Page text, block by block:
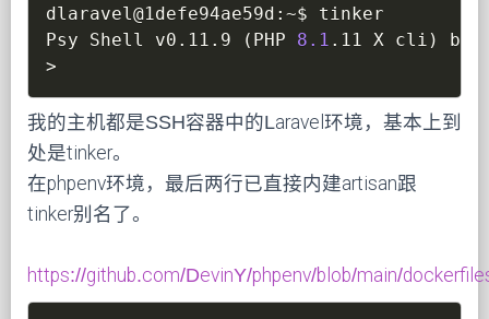
dlaravel@1defe94ae59d:~$ tinker
Psy Shell v0.11.9
( PHP 8.1 .11 X cli )
>
我的主机都是SSH容器中的Laravel环境，基本上到
处是tinker。
在phpenv环境，最后两行已直接内建artisan跟
tinker别名了。
https://github.com/DevinY/phpenv/blob/main/